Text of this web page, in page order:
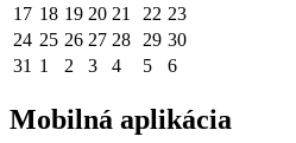
17 18 19 20 21 22 23
24 25 26 27 28 29 30
31 1 2 3 4 5 6
Mobilná aplikácia